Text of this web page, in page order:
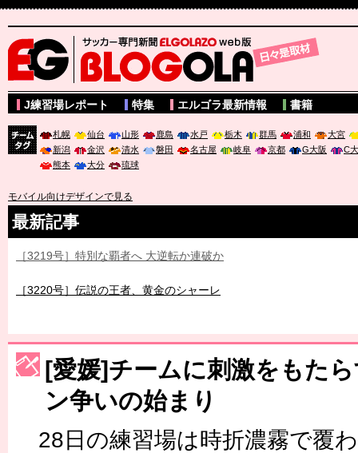
サッカー専門新聞ELGOLAZO web版 BLOGOLA
J練習場レポート 特集 エルゴラ最新情報 書籍
札幌 仙台 山形 鹿島 水戸 栃木 群馬 浦和
大宮
新潟
金沢 清水 磐田 名古屋 岐阜 京都 G大阪
C
熊本
大分 琉球
モバイル向けデザインで見る
最新記事
［3219号］特別な覇者へ 大逆転か連破か
［3220号］伝説の王者、黄金のシャーレ
［3230号］世界一への夢は終わらない
［3223号］一丸。日本出陣
［3222号］史上最大のW杯開幕 注目は「個」
長谷川 アーリアジャスールさんがシンポジウム「気候変動から命
[愛媛]チームに刺激をもた
ン争いの始まり
28日の練習場は時折濃霧で覆